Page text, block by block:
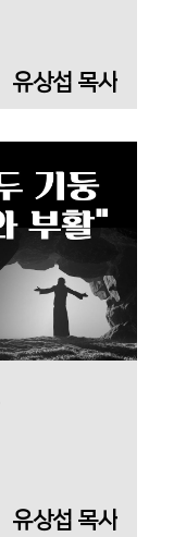
유상섭 목사
유상섭 목사